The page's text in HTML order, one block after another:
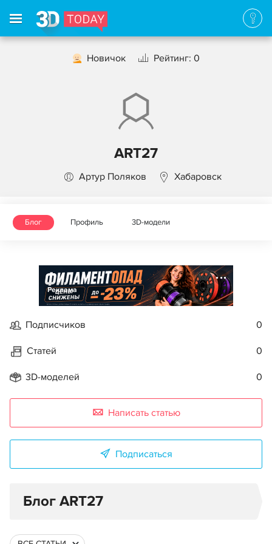
Новичок Рейтинг: 0
ART27
Артур Поляков Хабаровск
Блог Профиль 3D-модели
Реклама
Подписчиков 0
Статей 0
3D-моделей 0
Написать статью
Подписаться
Блог ART27